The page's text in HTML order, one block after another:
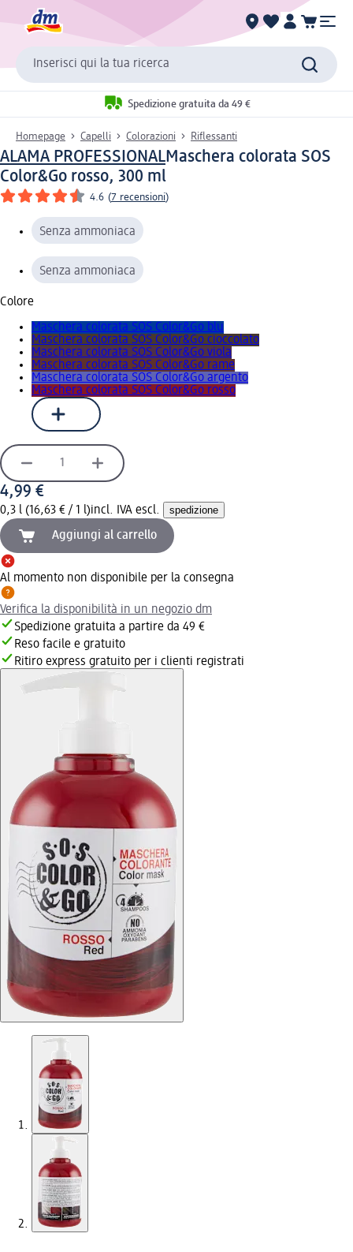
Inserisci qui la tua ricerca
Spedizione gratuita da 49 €
Homepage Capelli Colorazioni Riflessanti
ALAMA PROFESSIONALMaschera colorata SOS
Color&Go rosso, 300 ml
4.6 (7 recensioni)
Senza ammoniaca
Senza ammoniaca
Colore
Maschera colorata SOS Color&Go blu
Maschera colorata SOS Color&Go cioccolato
Maschera colorata SOS Color&Go viola
Maschera colorata SOS Color&Go rame
Maschera colorata SOS Color&Go argento
Maschera colorata SOS Color&Go rosso
4,99 €
0,3 l (16,63 € / 1 l)incl. IVA escl. spedizione
Aggiungi al carrello
Al momento non disponibile per la consegna
Verifica la disponibilità in un negozio dm
Spedizione gratuita a partire da 49 €
Reso facile e gratuito
Ritiro express gratuito per i clienti registrati